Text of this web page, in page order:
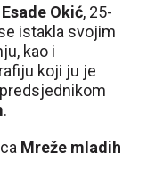
Esade Okić, 25-
istakla svojim
kao i
koji ju je
.
Mreže mladih